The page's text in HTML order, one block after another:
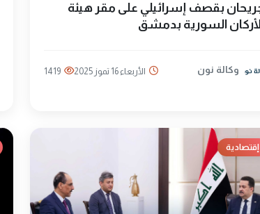
بقصف إسرائيلي على مقر هيئة
السورية بدمشق
وكالة نون الأربعاء 16 تموز 2025 1419
إقتصادية